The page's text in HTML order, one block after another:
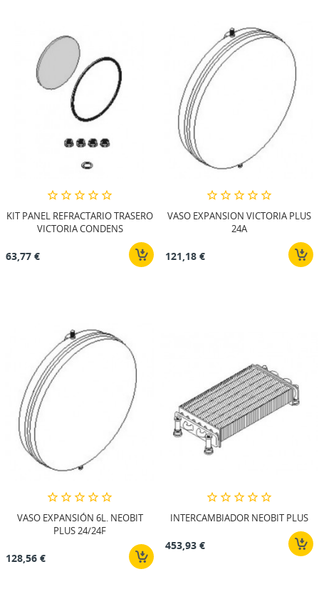
KIT PANEL REFRACTARIO TRASERO
VICTORIA CONDENS
63,77 €
VASO EXPANSION VICTORIA PLUS
24A
121,18 €
VASO EXPANSIÓN 6L. NEOBIT
PLUS 24/24F
128,56 €
INTERCAMBIADOR NEOBIT PLUS
453,93 €